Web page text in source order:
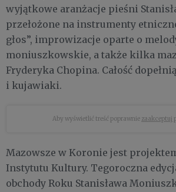
wyjątkowe aranżacje pieśni
przełożone na instrumenty
głos”, improwizacje oparte o
moniuszkowskie, a także kilka
Fryderyka Chopina. Całość
i kujawiaki.
Aby wyświetlić treść poprawnie zaakceptuj
Mazowsze w Koronie jest
Instytutu Kultury. Tegoroczna
obchody Roku Stanisława